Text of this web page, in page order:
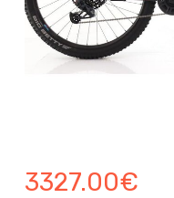
3327.00€